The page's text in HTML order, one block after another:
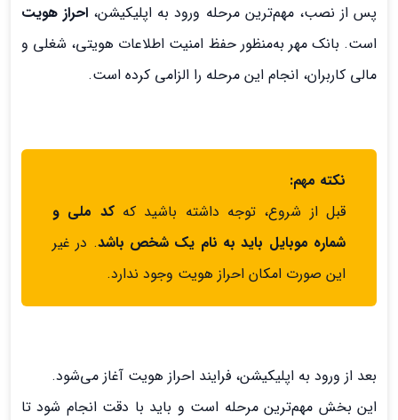
پس از نصب، مهم‌ترین مرحله ورود به اپلیکیشن، احراز هویت
است. بانک مهر به‌منظور حفظ امنیت اطلاعات هویتی، شغلی و
مالی کاربران، انجام این مرحله را الزامی کرده است.
نکته مهم:
قبل از شروع، توجه داشته باشید کهکد ملی و
شماره موبایل باید به نام یک شخص باشد. در غیر
این صورت امکان احراز هویت وجود ندارد.
بعد از ورود به اپلیکیشن، فرایند احراز هویت آغاز می‌شود.
این بخش مهم‌ترین مرحله است و باید با دقت انجام شود تا